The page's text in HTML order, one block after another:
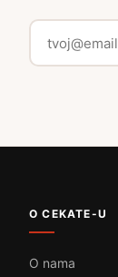
O CEKATE-U
O nama